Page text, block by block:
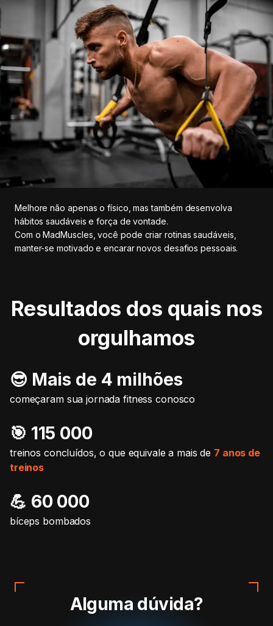
Melhore não apenas o físico, mas também desenvolva
hábitos saudáveis e força de vontade.
Com o MadMuscles, você pode criar rotinas saudáveis,
manter-se motivado e encarar novos desafios pessoais.
Resultados dos quais nos
orgulhamos
😎 Mais de 4 milhões
começaram sua jornada fitness conosco
🎯️ 115 000
treinos concluídos, o que equivale a mais de 7 anos de
treinos
💪 60 000
bíceps bombados
Alguma dúvida?